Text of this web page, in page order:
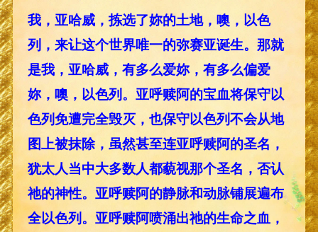
我，亚哈威，拣选了妳的土地，噢，以色
列，来让这个世界唯一的弥赛亚诞生。那就
是我，亚哈威，有多么爱妳，有多么偏爱
妳，噢，以色列。亚呼赎阿的宝血将保守以
色列免遭完全毁灭，也保守以色列不会从地
图上被抹除，虽然甚至连亚呼赎阿的圣名，
犹太人当中大多数人都藐视那个圣名，否认
祂的神性。亚呼赎阿的静脉和动脉铺展遍布
全以色列。亚呼赎阿喷涌出祂的生命之血，